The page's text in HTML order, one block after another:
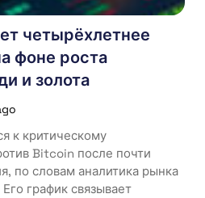
четырёхлетнее
фоне роста
и золота
к критическому
Bitcoin после почти
по словам аналитика рынка
график связывает